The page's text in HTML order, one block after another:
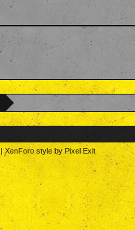
| XenForo style by Pixel Exit